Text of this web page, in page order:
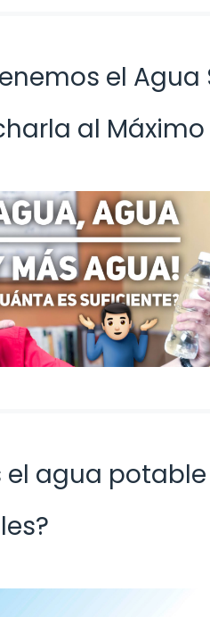
el
al Máximo
el agua